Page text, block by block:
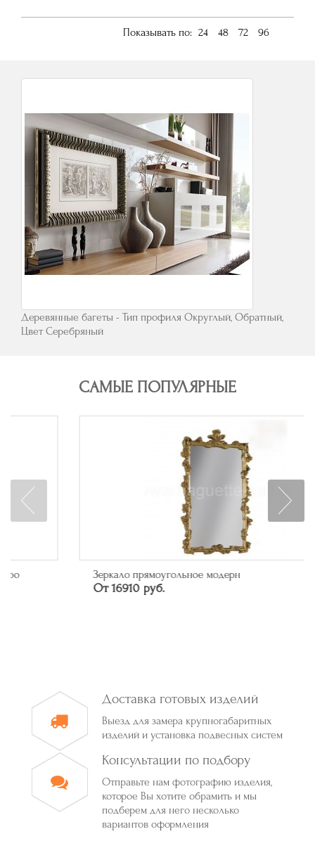
Показывать по: 24 48 72 96
Деревянные багеты - Тип профиля Округлый, Обратный,
Цвет Серебряный
САМЫЕ ПОПУЛЯРНЫЕ
Зеркало прямоугольное модерн
От 16910 руб.
Доставка готовых изделий
Выезд для замера крупногабаритных
изделий и установка подвесных систем
Консультации по подбору
Отправьте нам фотографию изделия,
которое Вы хотите обрамить и мы
подберем для него несколько
вариантов оформления